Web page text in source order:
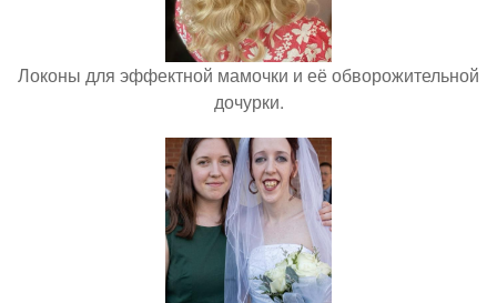
Локоны для эффектной мамочки и её обворожительной
дочурки.